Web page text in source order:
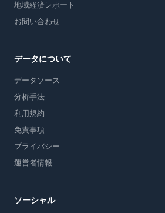
地域経済レポート
お問い合わせ
データについて
データソース
分析手法
利用規約
免責事項
プライバシー
運営者情報
ソーシャル